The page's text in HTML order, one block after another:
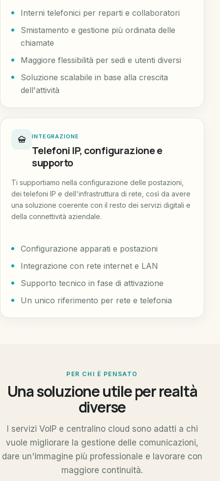
Interni telefonici per reparti e collaboratori
Smistamento e gestione più ordinata delle
chiamate
Maggiore flessibilità per sedi e utenti diversi
Soluzione scalabile in base alla crescita
dell'attività
INTEGRAZIONE
Telefoni IP, configurazione e
supporto
Ti supportiamo nella configurazione delle postazioni,
dei telefoni IP e dell'infrastruttura di rete, così da avere
una soluzione coerente con il resto dei servizi digitali e
della connettività aziendale.
Configurazione apparati e postazioni
Integrazione con rete internet e LAN
Supporto tecnico in fase di attivazione
Un unico riferimento per rete e telefonia
PER CHI È PENSATO
Una soluzione utile per realtà
diverse
I servizi VoIP e centralino cloud sono adatti a chi
vuole migliorare la gestione delle comunicazioni,
dare un'immagine più professionale e lavorare con
maggiore continuità.